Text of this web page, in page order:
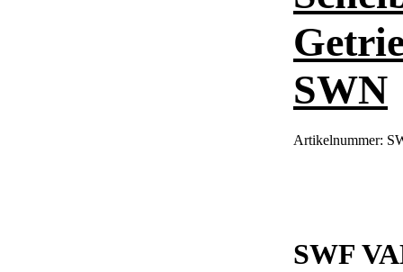
SWN
Artikelnummer:
SWF